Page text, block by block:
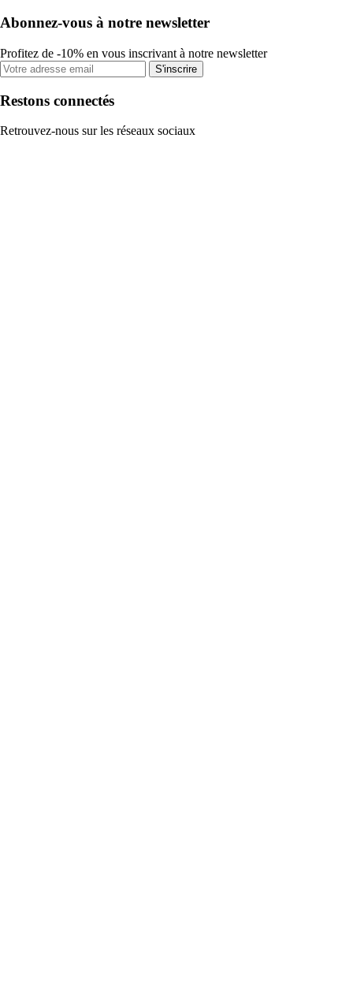
Abonnez-vous à notre newsletter
Profitez de -10% en vous inscrivant à notre newsletter
S'inscrire
Restons connectés
Retrouvez-nous sur les réseaux sociaux